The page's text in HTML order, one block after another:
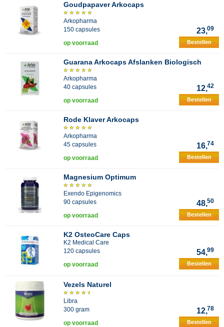
Goudpapaver Arkocaps
Arkopharma
150 capsules
23,09
op voorraad Bestellen
Guarana Arkocaps Afslanken Biologisch
Arkopharma
40 capsules
12,42
op voorraad Bestellen
Rode Klaver Arkocaps
Arkopharma
45 capsules
16,74
op voorraad Bestellen
Magnesium Optimum
Exendo Epigenomics
90 capsules
48,50
op voorraad Bestellen
K2 OsteoCare Caps
K2 Medical Care
120 capsules
54,99
op voorraad Bestellen
Vezels Naturel
Libra
300 gram
12,78
op voorraad Bestellen